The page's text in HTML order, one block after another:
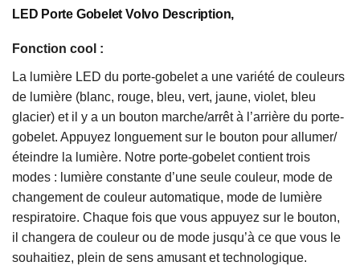
LED Porte Gobelet Volvo Description,
Fonction cool :
La lumière LED du porte-gobelet a une variété de couleurs
de lumière (blanc, rouge, bleu, vert, jaune, violet, bleu
glacier) et il y a un bouton marche/arrêt à l’arrière du porte-
gobelet. Appuyez longuement sur le bouton pour allumer/
éteindre la lumière. Notre porte-gobelet contient trois
modes : lumière constante d’une seule couleur, mode de
changement de couleur automatique, mode de lumière
respiratoire. Chaque fois que vous appuyez sur le bouton,
il changera de couleur ou de mode jusqu’à ce que vous le
souhaitiez, plein de sens amusant et technologique.